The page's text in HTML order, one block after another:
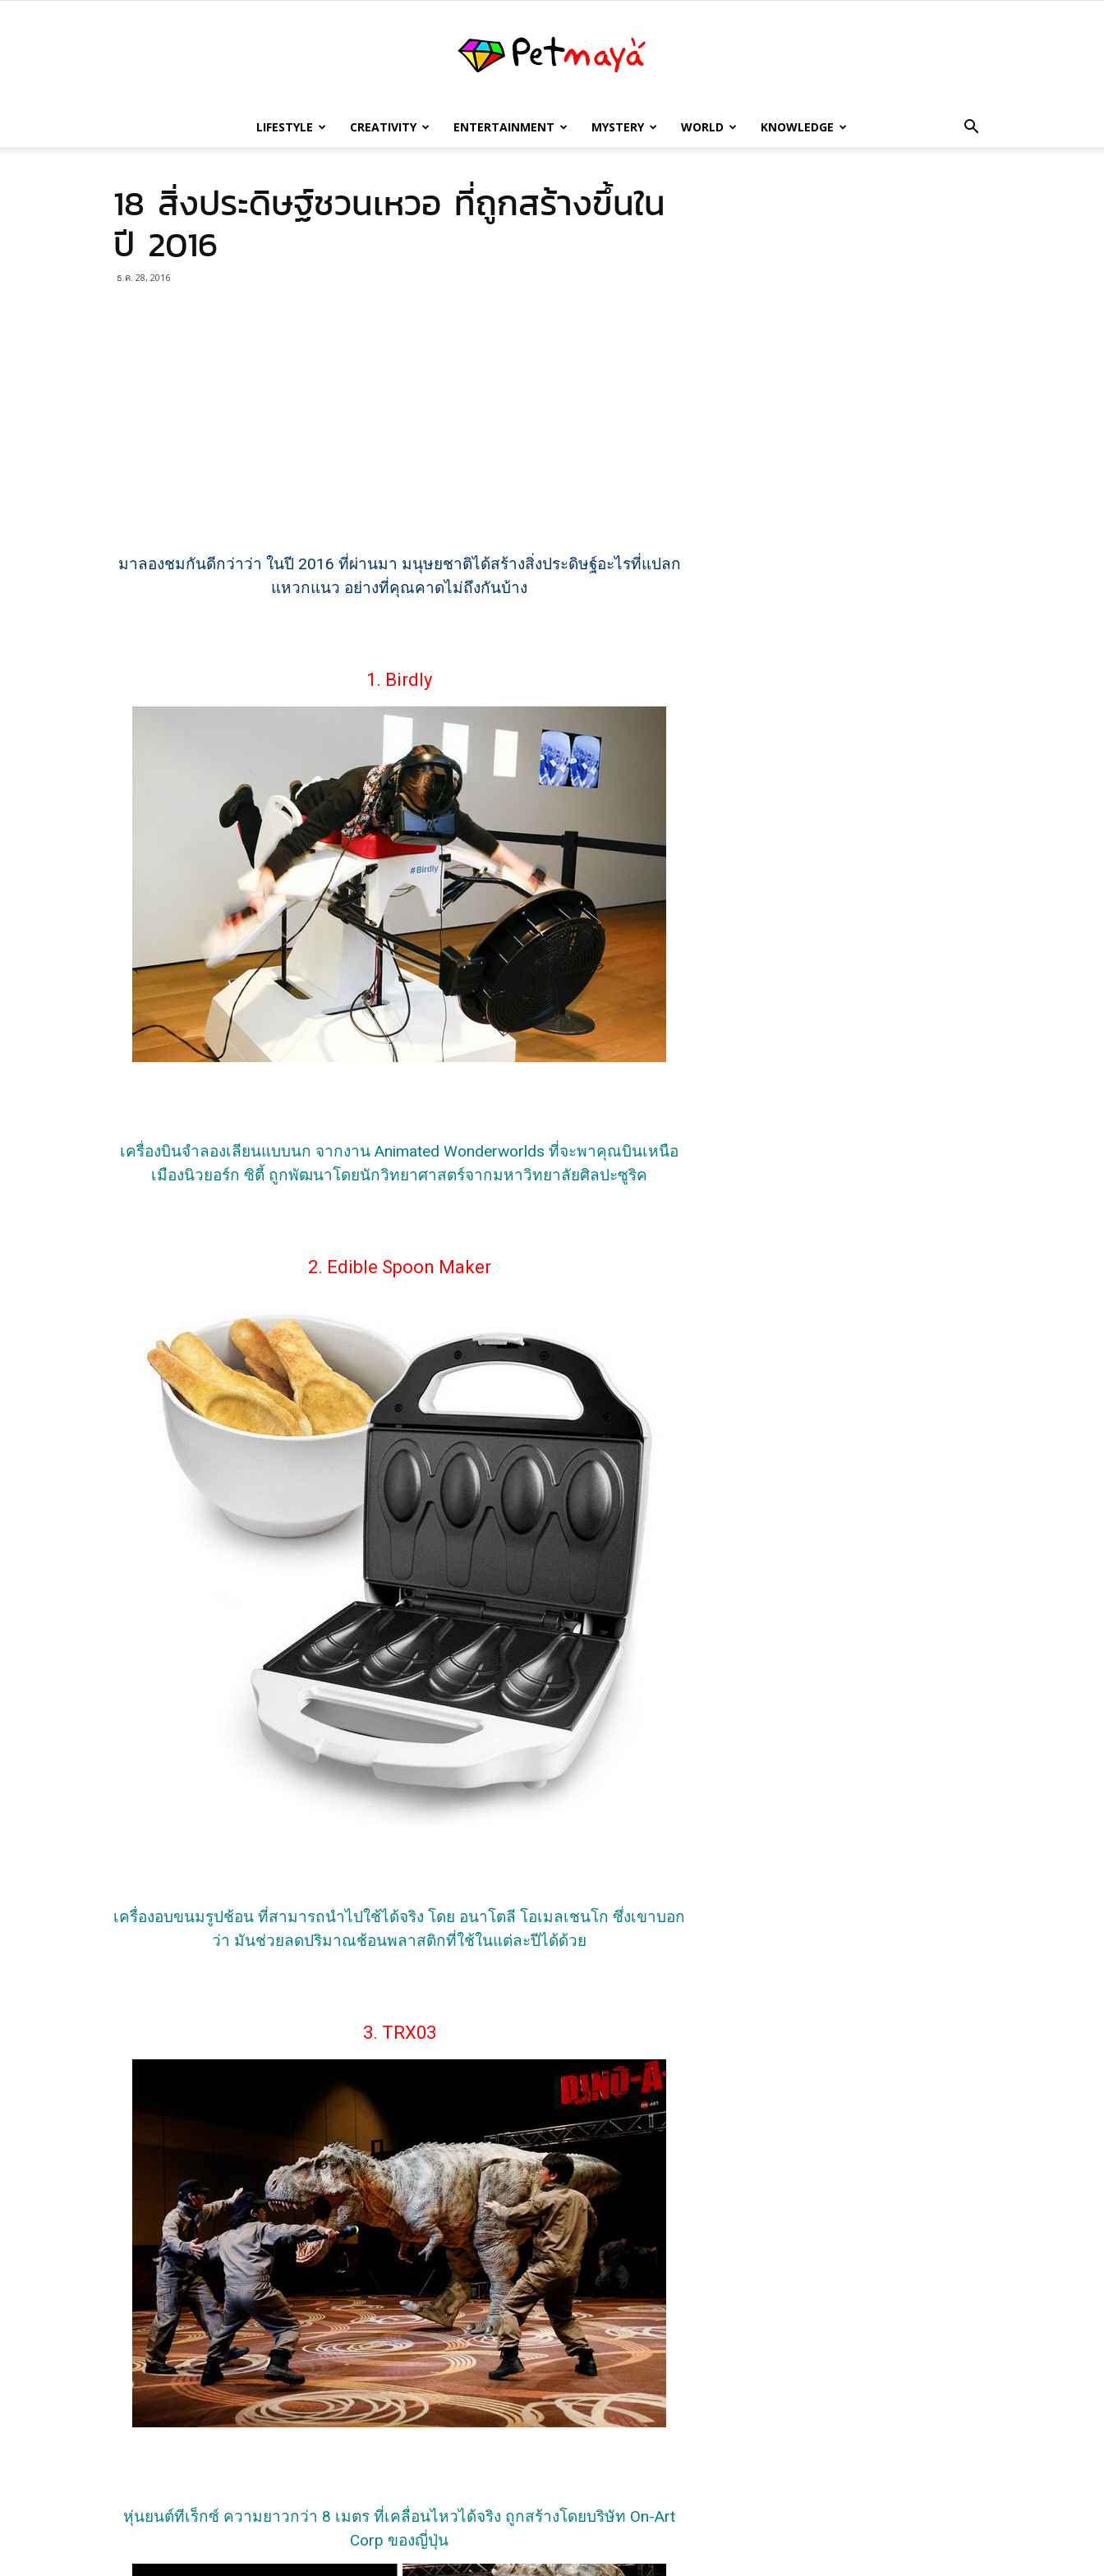
เพชร
LIFESTYLE CREATIVITY ENTERTAINMENT MYSTERY WORLD KNOWLEDGE
18 สิ่งประดิษฐ์ชวนเหวอ ที่ถูกสร้างขึ้นใน
ปี 2016
ธ.ค. 28, 2016
มาลองชมกันดีกว่าว่า ในปี 2016 ที่ผ่านมา มนุษยชาติได้สร้างสิ่งประดิษฐ์อะไรที่แปลก
แหวกแนว อย่างที่คุณคาดไม่ถึงกันบ้าง
1. Birdly
เครื่องบินจำลองเลียนแบบนก จากงาน Animated Wonderworlds ที่จะพาคุณบินเหนือ
เมืองนิวยอร์ก ซิตี้ ถูกพัฒนาโดยนักวิทยาศาสตร์จากมหาวิทยาลัยศิลปะซูริค
2. Edible Spoon Maker
เครื่องอบขนมรูปช้อน ที่สามารถนำไปใช้ได้จริง โดย อนาโตลี โอเมลเชนโก ซึ่งเขาบอก
ว่า มันช่วยลดปริมาณช้อนพลาสติกที่ใช้ในแต่ละปีได้ด้วย
3. TRX03
หุ่นยนต์ทีเร็กซ์ ความยาวกว่า 8 เมตร ที่เคลื่อนไหวได้จริง ถูกสร้างโดยบริษัท On-Art
Corp ของญี่ปุ่น